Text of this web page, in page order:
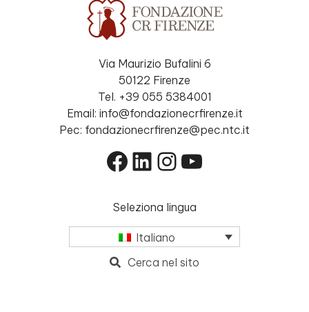
Via Maurizio Bufalini 6
50122 Firenze
Tel. +39 055 5384001
Email: info@fondazionecrfirenze.it
Pec: fondazionecrfirenze@pec.ntc.it
Facebook
LinkedIn
Instagram
YouTube
Seleziona lingua
Italiano
Cerca nel sito